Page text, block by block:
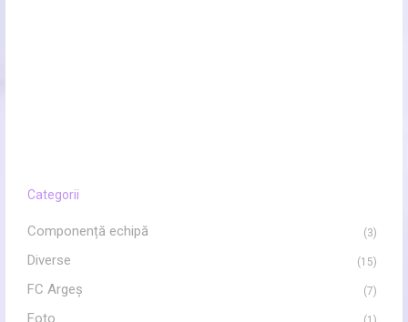
Categorii
Componență echipă (3)
Diverse (15)
FC Argeș (7)
Foto